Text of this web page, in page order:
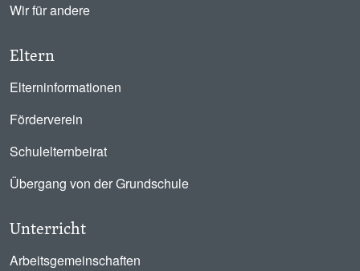
Wir für andere
Eltern
Elterninformationen
Förderverein
Schulelternbeirat
Übergang von der Grundschule
Unterricht
Arbeitsgemeinschaften